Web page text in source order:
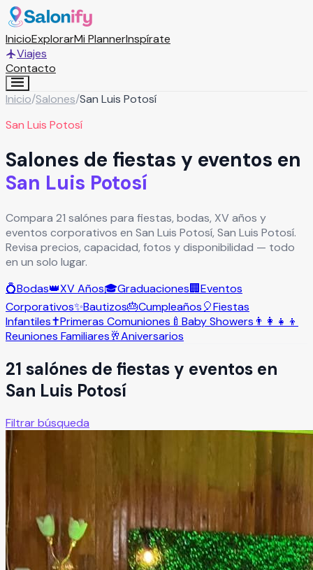
InicioExplorarMi PlannerInspírate
Viajes
Contacto
Inicio/Salones/San Luis Potosí
San Luis Potosí
Salones de fiestas y eventos en
San Luis Potosí
Compara 21 salónes para fiestas, bodas, XV años y
eventos corporativos en San Luis Potosí, San Luis Potosí.
Revisa precios, capacidad, fotos y disponibilidad — todo
en un solo lugar.
💍Bodas👑XV Años🎓Graduaciones🏢Eventos
Corporativos✨Bautizos🎂Cumpleaños🎈Fiestas
Infantiles✝️Primeras Comuniones 🍼 Baby Showers 👨‍👩‍👧‍👦
Reuniones Familiares🥂Aniversarios
21 salónes de fiestas y eventos en
San Luis Potosí
Filtrar búsqueda